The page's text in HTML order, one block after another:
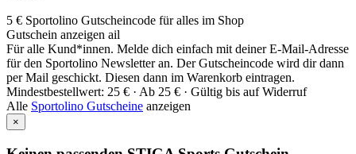
5 € Sportolino Gutscheincode für alles im Shop
Gutschein anzeigen ail
Für alle Kund*innen. Melde dich einfach mit deiner E-Mail-Adresse
für den Sportolino Newsletter an. Der Gutscheincode wird dir dann
per Mail geschickt. Diesen dann im Warenkorb eintragen.
Mindestbestellwert: 25 € · Ab 25 € · Gültig bis auf Widerruf
Alle Sportolino Gutscheine anzeigen
×